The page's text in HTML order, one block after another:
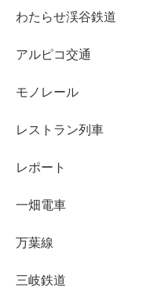
わたらせ渓谷鉄道
アルピコ交通
モノレール
レストラン列車
レポート
一畑電車
万葉線
三岐鉄道